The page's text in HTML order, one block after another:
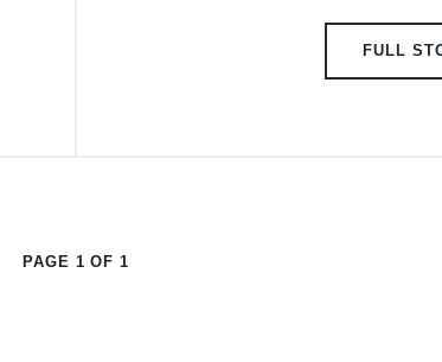
FULL
PAGE 1 OF 1